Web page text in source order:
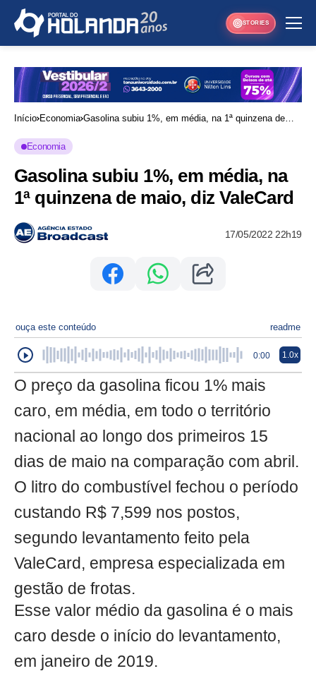
STORIES
Início Economia Gasolina subiu 1%, em média, na 1ª quinzena de
Economia
Gasolina subiu 1%, em média, na
1ª quinzena de maio, diz ValeCard
17/05/2022 22h19
ouça este conteúdo readme
0:00 1.0x
O preço da gasolina ficou 1% mais
caro, em média, em todo o território
nacional ao longo dos primeiros 15
dias de maio na comparação com abril.
O litro do combustível fechou o período
custando R$ 7,599 nos postos,
segundo levantamento feito pela
ValeCard, empresa especializada em
gestão de frotas.
Esse valor médio da gasolina é o mais
caro desde o início do levantamento,
em janeiro de 2019.